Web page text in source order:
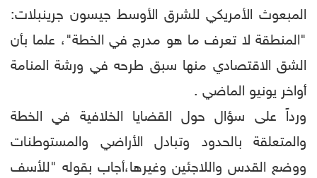
المبعوث الأمريكي للشرق الأوسط جيسون جرينبلات:
"المنطقة لا تعرف ما هو مدرج في الخطة"، علما بأن
الشق الاقتصادي منها سبق طرحه في ورشة المنامة
أواخر يونيو الماضي .
ورداً على سؤال حول القضايا الخلافية في الخطة
والمتعلقة بالحدود وتبادل الأراضي والمستوطنات
ووضع القدس واللاجئين وغيرها،أجاب بقوله "للأسف